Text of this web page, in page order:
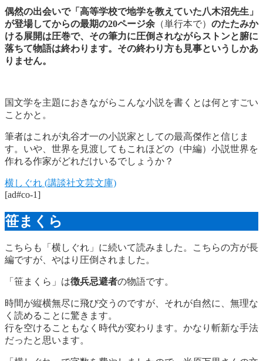
偶然の出会いで「高等学校で地学を教えていた八木沼先生」
が登場してからの最期の20ページ余 （単行本で） のたたみか
ける展開は圧巻で、その筆力に圧倒されながらストンと腑に
落ちて物語は終わります。その終わり方も見事というしかあ
りません。
国文学を主題におきながらこんな小説を書くとは何とすごい
ことかと。
筆者はこれが丸谷才一の小説家としての最高傑作と信じま
す。いや、世界を見渡してもこれほどの（中編）小説世界を
作れる作家がどれだけいるでしょうか？
横しぐれ (講談社文芸文庫)
[ad#co-1]
笹まくら
こちらも「横しぐれ」に続いて読みました。こちらの方が長
編ですが、やはり圧倒されました。
「笹まくら」は徴兵忌避者の物語です。
時間が縦横無尽に飛び交うのですが、それが自然に、無理な
く読めることに驚きます。
行を空けることもなく時代が変わります。かなり斬新な手法
だったと思います。